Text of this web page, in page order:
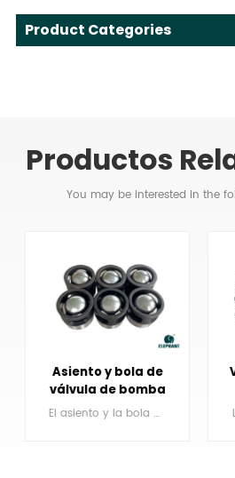
Product Categories
Productos
You may be interested in the
Asiento y bola de
válvula de bomba
de lodo
El asiento y la bola de la bomba de lodo son repuestos importantes y piezas fungibles de las bombas de lodo.